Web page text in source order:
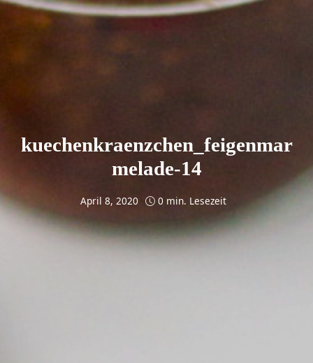
kuechenkraenzchen_feigenmar
melade-14
April 8, 2020 0 min. Lesezeit